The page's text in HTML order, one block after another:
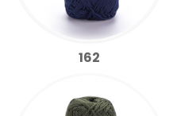
162